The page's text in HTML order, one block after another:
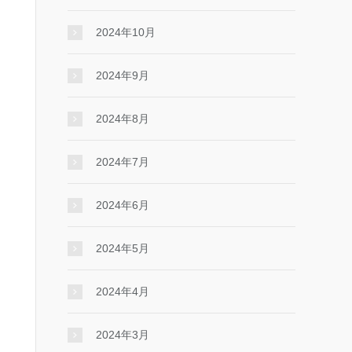
2024年10月
2024年9月
2024年8月
2024年7月
2024年6月
2024年5月
2024年4月
2024年3月